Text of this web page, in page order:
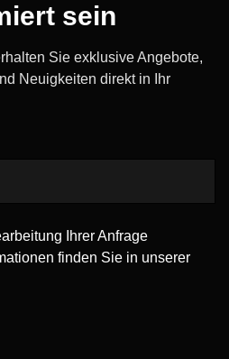
sein
Sie exklusive Angebote,
Neuigkeiten direkt in Ihr
Ihrer Anfrage
finden Sie in unserer